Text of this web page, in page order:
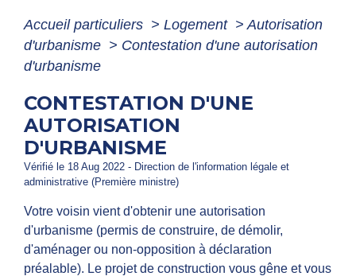
Accueil particuliers > Logement > Autorisation
d'urbanisme > Contestation d'une autorisation
d'urbanisme
CONTESTATION D'UNE
AUTORISATION
D'URBANISME
Vérifié le 18 Aug 2022 - Direction de l'information légale et
administrative (Première ministre)
Votre voisin vient d'obtenir une autorisation
d'urbanisme (permis de construire, de démolir,
d'aménager ou non-opposition à déclaration
préalable). Le projet de construction vous gêne et vous